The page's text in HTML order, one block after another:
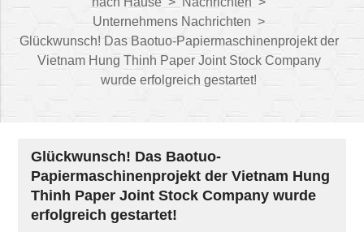
Unternehmens Nachrichten >
Glückwunsch! Das Baotuo-Papiermaschinenprojekt der
Vietnam Hung Thinh Paper Joint Stock Company
wurde erfolgreich gestartet!
Glückwunsch! Das Baotuo-
Papiermaschinenprojekt der Vietnam Hung
Thinh Paper Joint Stock Company wurde
erfolgreich gestartet!